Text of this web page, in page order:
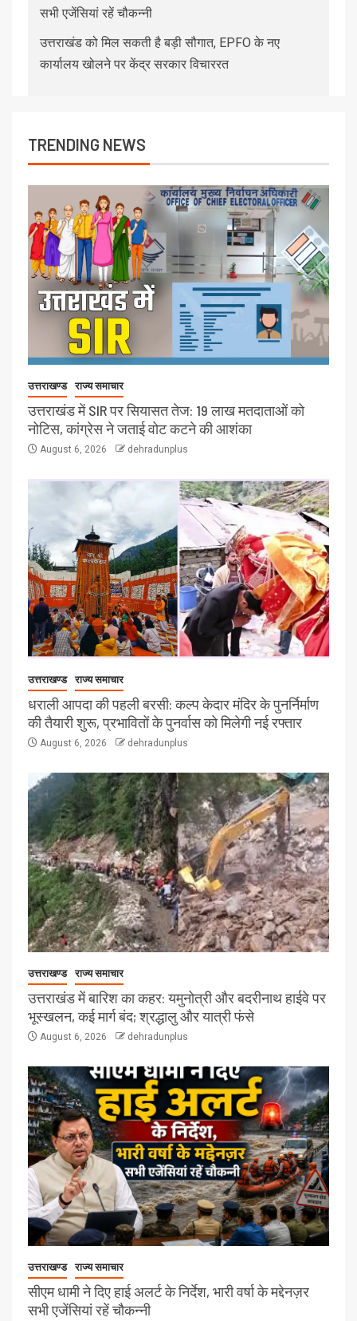
सभी एजेंसियां रहें चौकन्नी
उत्तराखंड को मिल सकती है बड़ी सौगात, EPFO के नए
कार्यालय खोलने पर केंद्र सरकार विचाररत
TRENDING NEWS
उत्तराखण्ड राज्य समाचार
उत्तराखंड में SIR पर सियासत तेज: 19 लाख मतदाताओं को
नोटिस, कांग्रेस ने जताई वोट कटने की आशंका
August 6, 2026 dehradunplus
उत्तराखण्ड राज्य समाचार
धराली आपदा की पहली बरसी: कल्प केदार मंदिर के पुनर्निर्माण
की तैयारी शुरू, प्रभावितों के पुनर्वास को मिलेगी नई रफ्तार
August 6, 2026 dehradunplus
उत्तराखण्ड राज्य समाचार
उत्तराखंड में बारिश का कहर: यमुनोत्री और बदरीनाथ हाईवे पर
भूस्खलन, कई मार्ग बंद; श्रद्धालु और यात्री फंसे
August 6, 2026 dehradunplus
उत्तराखण्ड राज्य समाचार
सीएम धामी ने दिए हाई अलर्ट के निर्देश, भारी वर्षा के मद्देनज़र
सभी एजेंसियां रहें चौकन्नी